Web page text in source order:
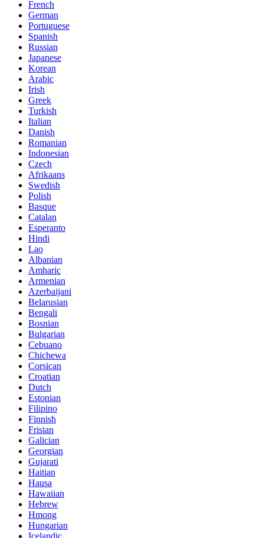
French
German
Portuguese
Spanish
Russian
Japanese
Korean
Arabic
Irish
Greek
Turkish
Italian
Danish
Romanian
Indonesian
Czech
Afrikaans
Swedish
Polish
Basque
Catalan
Esperanto
Hindi
Lao
Albanian
Amharic
Armenian
Azerbaijani
Belarusian
Bengali
Bosnian
Bulgarian
Cebuano
Chichewa
Corsican
Croatian
Dutch
Estonian
Filipino
Finnish
Frisian
Galician
Georgian
Gujarati
Haitian
Hausa
Hawaiian
Hebrew
Hmong
Hungarian
Icelandic